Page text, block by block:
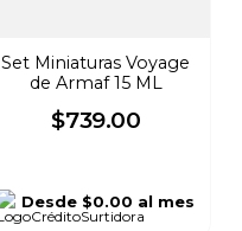
Set Miniaturas Voyage
de Armaf 15 ML
$739.00
Desde $0.00 al mes